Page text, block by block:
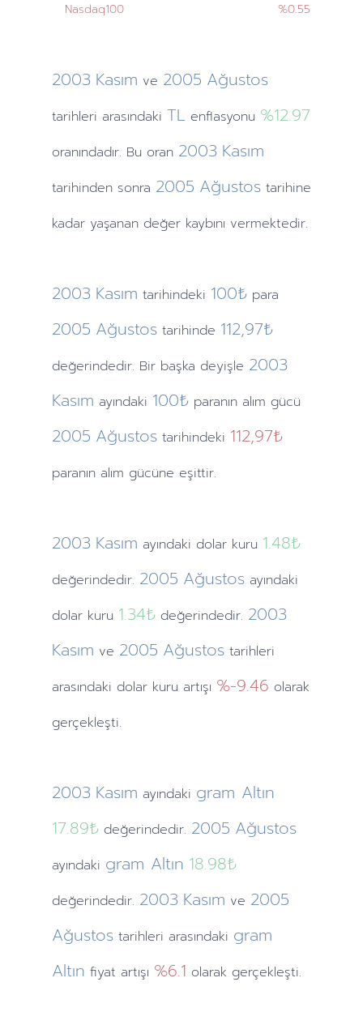
Nasdaq100 %0.55
2003 Kasım ve 2005 Ağustos
tarihleri arasındaki TLenflasyonu %12.97
oranındadır. Bu oran 2003 Kasım
tarihindensonra 2005 Ağustos tarihine
kadar yaşanan değer kaybını vermektedir.
2003 Kasım tarihindeki 100₺ para
2005 Ağustos tarihinde 112,97₺
değerindedir. Bir başka deyişle 2003
Kasım ayındaki 100₺ paranın alım gücü
2005 Ağustos tarihindeki 112,97₺
paranın alım gücüne eşittir.
2003 Kasım ayındaki dolar kuru 1.48₺
değerindedir. 2005 Ağustos ayındaki
dolar kuru 1.34₺değerindedir. 2003
Kasım ve 2005 Ağustos tarihleri
arasındaki dolar kuru artışı %-9.46 olarak
gerçekleşti.
2003 Kasım ayındaki gram Altın
17.89₺değerindedir. 2005 Ağustos
ayındaki gram Altın 18.98₺
değerindedir. 2003 Kasım ve 2005
Ağustos tarihleri arasındaki gram
Altın fiyat artışı %6.1 olarak gerçekleşti.